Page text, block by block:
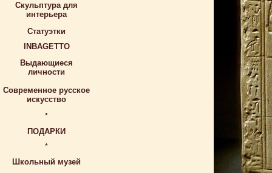
Скульптура для
интерьера
Статуэтки
INBAGETTO
Выдающиеся
личности
Современное русское
искусство
*
ПОДАРКИ
*
Школьный музей